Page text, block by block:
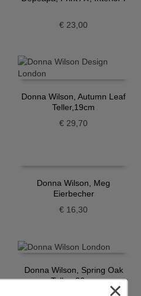
€ 23,00
Donna Wilson, Autumn Leaf
Teller,19cm
€ 29,70
Donna Wilson, Meg
Eierbecher
€ 16,30
Donna Wilson, Spring Oak
Teller, 26cm
×